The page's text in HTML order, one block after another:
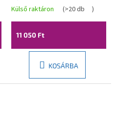
komplett, Sigma, Delta
és UP300 alatti
öblítőtartályokhoz
Külső raktáron (>20 db )
11 050 Ft
KOSÁRBA